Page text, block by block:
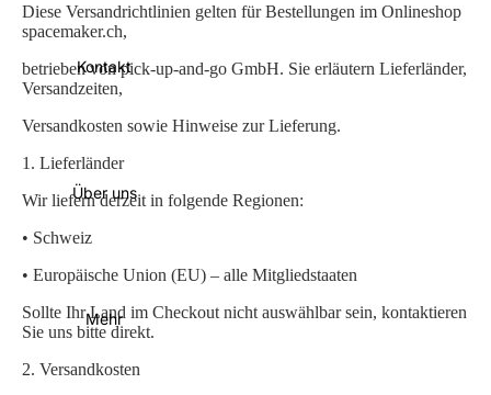
Kontakt
Über uns
Mehr
Diese Versandrichtlinien gelten für Bestellungen im Onlineshop
spacemaker.ch,
betrieben von pick-up-and-go GmbH. Sie erläutern Lieferländer,
Versandzeiten,
Versandkosten sowie Hinweise zur Lieferung.
1. Lieferländer
Wir liefern derzeit in folgende Regionen:
• Schweiz
• Europäische Union (EU) – alle Mitgliedstaaten
Sollte Ihr Land im Checkout nicht auswählbar sein, kontaktieren
Sie uns bitte direkt.
2. Versandkosten